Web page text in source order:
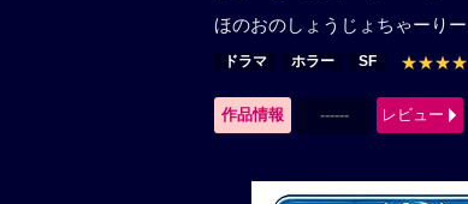
ほのおのしょうじょちゃーりー
ドラマ ホラー SF ★★★★
作品情報 ------ レビュー